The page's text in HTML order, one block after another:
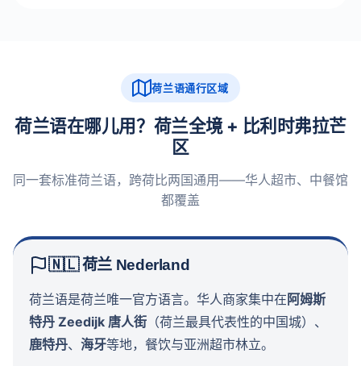
荷兰语通行区域
荷兰语在哪儿用？荷兰全境 + 比利时弗拉芒
区
同一套标准荷兰语，跨荷比两国通用——华人超市、中餐馆
都覆盖
🇳🇱 荷兰 Nederland
荷兰语是荷兰唯一官方语言。华人商家集中在 阿姆斯
特丹 Zeedijk 唐人街 （荷兰最具代表性的中国城）、
鹿特丹、 海牙等地，餐饮与亚洲超市林立。